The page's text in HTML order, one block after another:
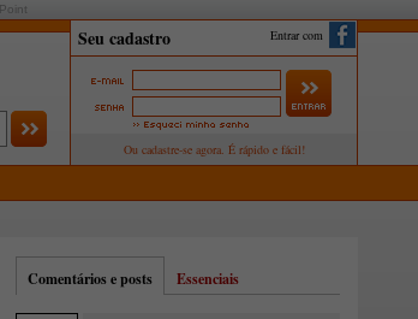
Entrar com
Comentários e posts Essenciais